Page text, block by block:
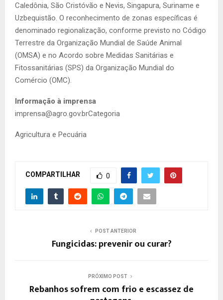
Caledônia, São Cristóvão e Nevis, Singapura, Suriname e
Uzbequistão. O reconhecimento de zonas específicas é
denominado regionalização, conforme previsto no Código
Terrestre da Organização Mundial de Saúde Animal
(OMSA) e no Acordo sobre Medidas Sanitárias e
Fitossanitárias (SPS) da Organização Mundial do
Comércio (OMC).
Informação à imprensa
imprensa@agro.gov.brCategoria
Agricultura e Pecuária
COMPARTILHAR 0
POST ANTERIOR
Fungicidas: prevenir ou curar?
PRÓXIMO POST
Rebanhos sofrem com frio e escassez de